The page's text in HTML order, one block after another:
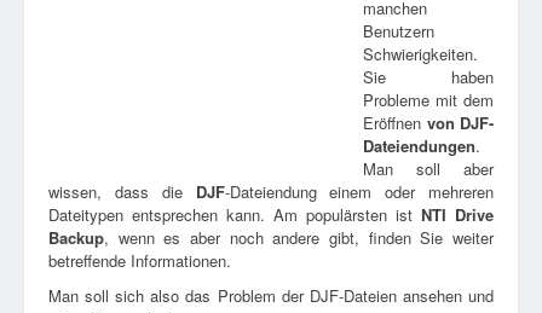
manchen
Benutzern
Schwierigkeiten.
Sie haben
Probleme mit dem
Eröffnen von DJF-
Dateiendungen.
Man soll aber
wissen, dass die DJF-Dateiendung einem oder mehreren
Dateitypen entsprechen kann. Am populärsten ist NTI Drive
Backup, wenn es aber noch andere gibt, finden Sie weiter
betreffende Informationen.
Man soll sich also das Problem der DJF-Dateien ansehen und